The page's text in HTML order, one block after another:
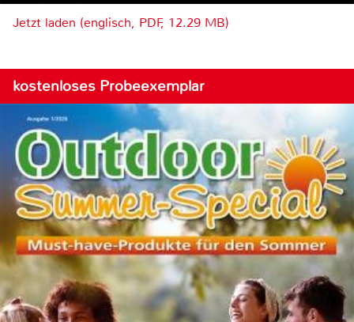
Jetzt laden (englisch, PDF, 12.29 MB)
kostenloses Probeexemplar